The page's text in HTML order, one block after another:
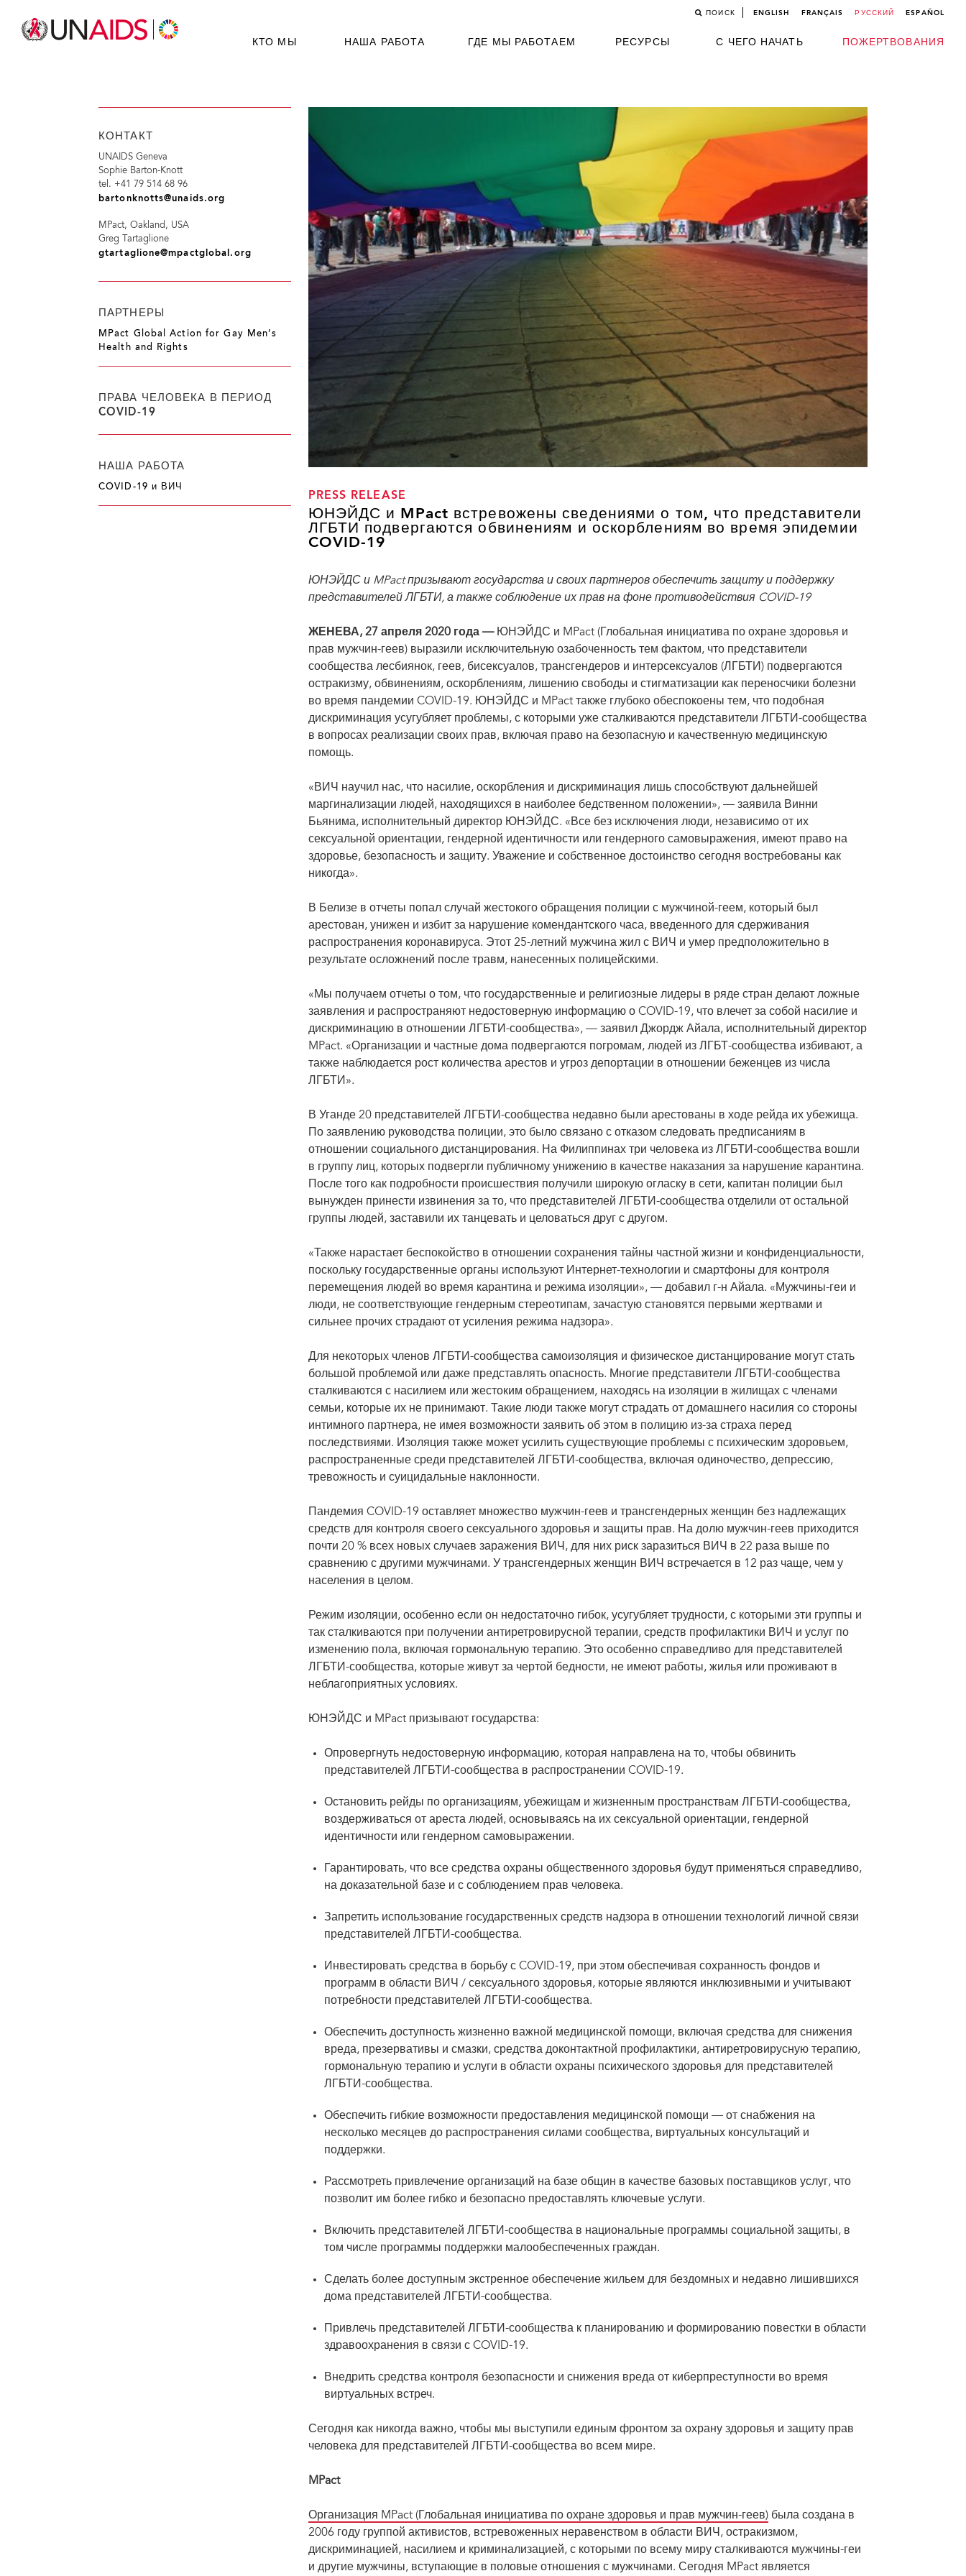
ПОИСК ENGLISH FRANÇAIS РУССКИЙ ESPAÑOL
КТО МЫ НАША РАБОТА ГДЕ МЫ РАБОТАЕМ РЕСУРСЫ С ЧЕГО НАЧАТЬ ПОЖЕРТВОВАНИЯ
PRESS RELEASE
ЮНЭЙДС и MPact встревожены сведениями о том, что представители
ЛГБТИ подвергаются обвинениям и оскорблениям во время эпидемии
COVID-19
ЮНЭЙДС и MPact призывают государства и своих партнеров обеспечить защиту и поддержку
представителей ЛГБТИ, а также соблюдение их прав на фоне противодействия COVID-19
ЖЕНЕВА, 27 апреля 2020 года — ЮНЭЙДС и MPact (Глобальная инициатива по охране здоровья и
прав мужчин-геев) выразили исключительную озабоченность тем фактом, что представители
сообщества лесбиянок, геев, бисексуалов, трансгендеров и интерсексуалов (ЛГБТИ) подвергаются
остракизму, обвинениям, оскорблениям, лишению свободы и стигматизации как переносчики болезни
во время пандемии COVID-19. ЮНЭЙДС и MPact также глубоко обеспокоены тем, что подобная
дискриминация усугубляет проблемы, с которыми уже сталкиваются представители ЛГБТИ-сообщества
в вопросах реализации своих прав, включая право на безопасную и качественную медицинскую
помощь.
«ВИЧ научил нас, что насилие, оскорбления и дискриминация лишь способствуют дальнейшей
маргинализации людей, находящихся в наиболее бедственном положении», — заявила Винни
Бьянима, исполнительный директор ЮНЭЙДС. «Все без исключения люди, независимо от их
сексуальной ориентации, гендерной идентичности или гендерного самовыражения, имеют право на
здоровье, безопасность и защиту. Уважение и собственное достоинство сегодня востребованы как
никогда».
В Белизе в отчеты попал случай жестокого обращения полиции с мужчиной-геем, который был
арестован, унижен и избит за нарушение комендантского часа, введенного для сдерживания
распространения коронавируса. Этот 25-летний мужчина жил с ВИЧ и умер предположительно в
результате осложнений после травм, нанесенных полицейскими.
«Мы получаем отчеты о том, что государственные и религиозные лидеры в ряде стран делают ложные
заявления и распространяют недостоверную информацию о COVID-19, что влечет за собой насилие и
дискриминацию в отношении ЛГБТИ-сообщества», — заявил Джордж Айала, исполнительный директор
MPact. «Организации и частные дома подвергаются погромам, людей из ЛГБТ-сообщества избивают, а
также наблюдается рост количества арестов и угроз депортации в отношении беженцев из числа
ЛГБТИ».
В Уганде 20 представителей ЛГБТИ-сообщества недавно были арестованы в ходе рейда их убежища.
По заявлению руководства полиции, это было связано с отказом следовать предписаниям в
отношении социального дистанцирования. На Филиппинах три человека из ЛГБТИ-сообщества вошли
в группу лиц, которых подвергли публичному унижению в качестве наказания за нарушение карантина.
После того как подробности происшествия получили широкую огласку в сети, капитан полиции был
вынужден принести извинения за то, что представителей ЛГБТИ-сообщества отделили от остальной
группы людей, заставили их танцевать и целоваться друг с другом.
«Также нарастает беспокойство в отношении сохранения тайны частной жизни и конфиденциальности,
поскольку государственные органы используют Интернет-технологии и смартфоны для контроля
перемещения людей во время карантина и режима изоляции», — добавил г-н Айала. «Мужчины-геи и
люди, не соответствующие гендерным стереотипам, зачастую становятся первыми жертвами и
сильнее прочих страдают от усиления режима надзора».
Для некоторых членов ЛГБТИ-сообщества самоизоляция и физическое дистанцирование могут стать
большой проблемой или даже представлять опасность. Многие представители ЛГБТИ-сообщества
сталкиваются с насилием или жестоким обращением, находясь на изоляции в жилищах с членами
семьи, которые их не принимают. Такие люди также могут страдать от домашнего насилия со стороны
интимного партнера, не имея возможности заявить об этом в полицию из-за страха перед
последствиями. Изоляция также может усилить существующие проблемы с психическим здоровьем,
распространенные среди представителей ЛГБТИ-сообщества, включая одиночество, депрессию,
тревожность и суицидальные наклонности.
Пандемия COVID-19 оставляет множество мужчин-геев и трансгендерных женщин без надлежащих
средств для контроля своего сексуального здоровья и защиты прав. На долю мужчин-геев приходится
почти 20 % всех новых случаев заражения ВИЧ, для них риск заразиться ВИЧ в 22 раза выше по
сравнению с другими мужчинами. У трансгендерных женщин ВИЧ встречается в 12 раз чаще, чем у
населения в целом.
Режим изоляции, особенно если он недостаточно гибок, усугубляет трудности, с которыми эти группы и
так сталкиваются при получении антиретровирусной терапии, средств профилактики ВИЧ и услуг по
изменению пола, включая гормональную терапию. Это особенно справедливо для представителей
ЛГБТИ-сообщества, которые живут за чертой бедности, не имеют работы, жилья или проживают в
неблагоприятных условиях.
ЮНЭЙДС и MPact призывают государства:
Опровергнуть недостоверную информацию, которая направлена на то, чтобы обвинить
представителей ЛГБТИ-сообщества в распространении COVID-19.
Остановить рейды по организациям, убежищам и жизненным пространствам ЛГБТИ-сообщества,
воздерживаться от ареста людей, основываясь на их сексуальной ориентации, гендерной
идентичности или гендерном самовыражении.
Гарантировать, что все средства охраны общественного здоровья будут применяться справедливо,
на доказательной базе и с соблюдением прав человека.
Запретить использование государственных средств надзора в отношении технологий личной связи
представителей ЛГБТИ-сообщества.
Инвестировать средства в борьбу с COVID-19, при этом обеспечивая сохранность фондов и
программ в области ВИЧ / сексуального здоровья, которые являются инклюзивными и учитывают
потребности представителей ЛГБТИ-сообщества.
Обеспечить доступность жизненно важной медицинской помощи, включая средства для снижения
вреда, презервативы и смазки, средства доконтактной профилактики, антиретровирусную терапию,
гормональную терапию и услуги в области охраны психического здоровья для представителей
ЛГБТИ-сообщества.
Обеспечить гибкие возможности предоставления медицинской помощи — от снабжения на
несколько месяцев до распространения силами сообщества, виртуальных консультаций и
поддержки.
Рассмотреть привлечение организаций на базе общин в качестве базовых поставщиков услуг, что
позволит им более гибко и безопасно предоставлять ключевые услуги.
Включить представителей ЛГБТИ-сообщества в национальные программы социальной защиты, в
том числе программы поддержки малообеспеченных граждан.
Сделать более доступным экстренное обеспечение жильем для бездомных и недавно лишившихся
дома представителей ЛГБТИ-сообщества.
Привлечь представителей ЛГБТИ-сообщества к планированию и формированию повестки в области
здравоохранения в связи с COVID-19.
Внедрить средства контроля безопасности и снижения вреда от киберпреступности во время
виртуальных встреч.
Сегодня как никогда важно, чтобы мы выступили единым фронтом за охрану здоровья и защиту прав
человека для представителей ЛГБТИ-сообщества во всем мире.
MPact
Организация MPact (Глобальная инициатива по охране здоровья и прав мужчин-геев)была создана в
2006 году группой активистов, встревоженных неравенством в области ВИЧ, остракизмом,
дискриминацией, насилием и криминализацией, с которыми по всему миру сталкиваются мужчины-геи
и другие мужчины, вступающие в половые отношения с мужчинами. Сегодня MPact является
КОНТАКТ
UNAIDS Geneva
Sophie Barton-Knott
tel. +41 79 514 68 96
bartonknotts@unaids.org
MPact, Oakland, USA
Greg Tartaglione
gtartaglione@mpactglobal.org
ПАРТНЕРЫ
MPact Global Action for Gay Men’s
Health and Rights
ПРАВА ЧЕЛОВЕКА В ПЕРИОД
COVID-19
НАША РАБОТА
COVID-19 и ВИЧ